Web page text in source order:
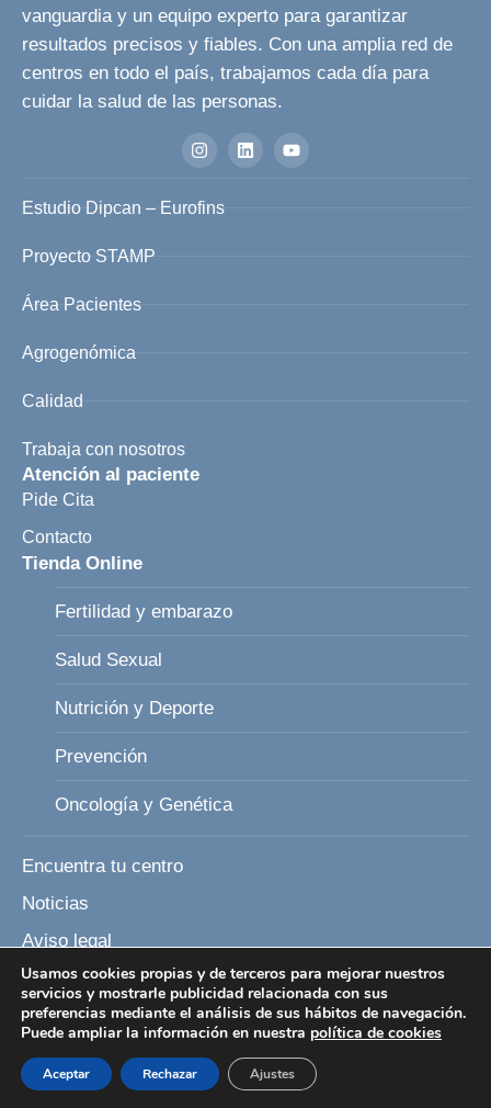
vanguardia y un equipo experto para garantizar
resultados precisos y fiables. Con una amplia red de
centros en todo el país, trabajamos cada día para
cuidar la salud de las personas.
Estudio Dipcan – Eurofins
Proyecto STAMP
Área Pacientes
Agrogenómica
Calidad
Trabaja con nosotros
Atención al paciente
Pide Cita
Contacto
Tienda Online
Fertilidad y embarazo
Salud Sexual
Nutrición y Deporte
Prevención
Oncología y Genética
Encuentra tu centro
Noticias
Aviso legal
Política de Privacidad
Política de Cookies
Usamos cookies propias y de terceros para mejorar nuestros
servicios y mostrarle publicidad relacionada con sus
preferencias mediante el análisis de sus hábitos de navegación.
Puede ampliar la información en nuestra política de cookies
Aceptar Rechazar Ajustes